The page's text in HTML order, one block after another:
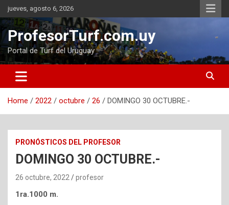
Skip
to
content
jueves, agosto 6, 2026
ProfesorTurf.com.uy
Portal de Turf del Uruguay
Home 2022 octubre 26 DOMINGO 30 OCTUBRE.-
PRONÓSTICOS DEL PROFESOR
DOMINGO 30 OCTUBRE.-
26 octubre, 2022 profesor
1ra.1000 m.